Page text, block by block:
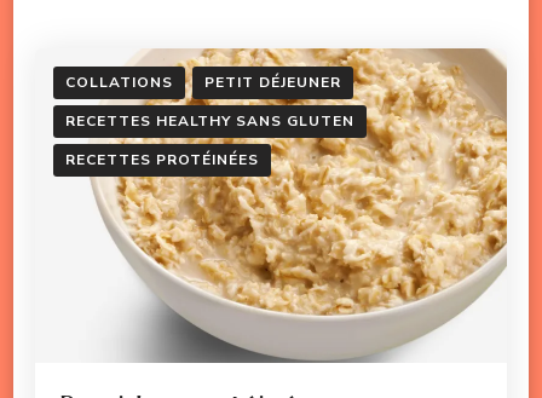
COLLATIONS
PETIT DÉJEUNER
RECETTES HEALTHY SANS GLUTEN
RECETTES PROTÉINÉES